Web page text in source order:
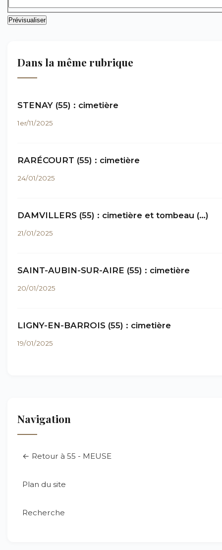
Dans la même rubrique
STENAY (55) : cimetière
1er/11/2025
RARÉCOURT (55) : cimetière
24/01/2025
DAMVILLERS (55) : cimetière et tombeau (…)
21/01/2025
SAINT-AUBIN-SUR-AIRE (55) : cimetière
20/01/2025
LIGNY-EN-BARROIS (55) : cimetière
19/01/2025
Navigation
← Retour à 55 - MEUSE
Plan du site
Recherche